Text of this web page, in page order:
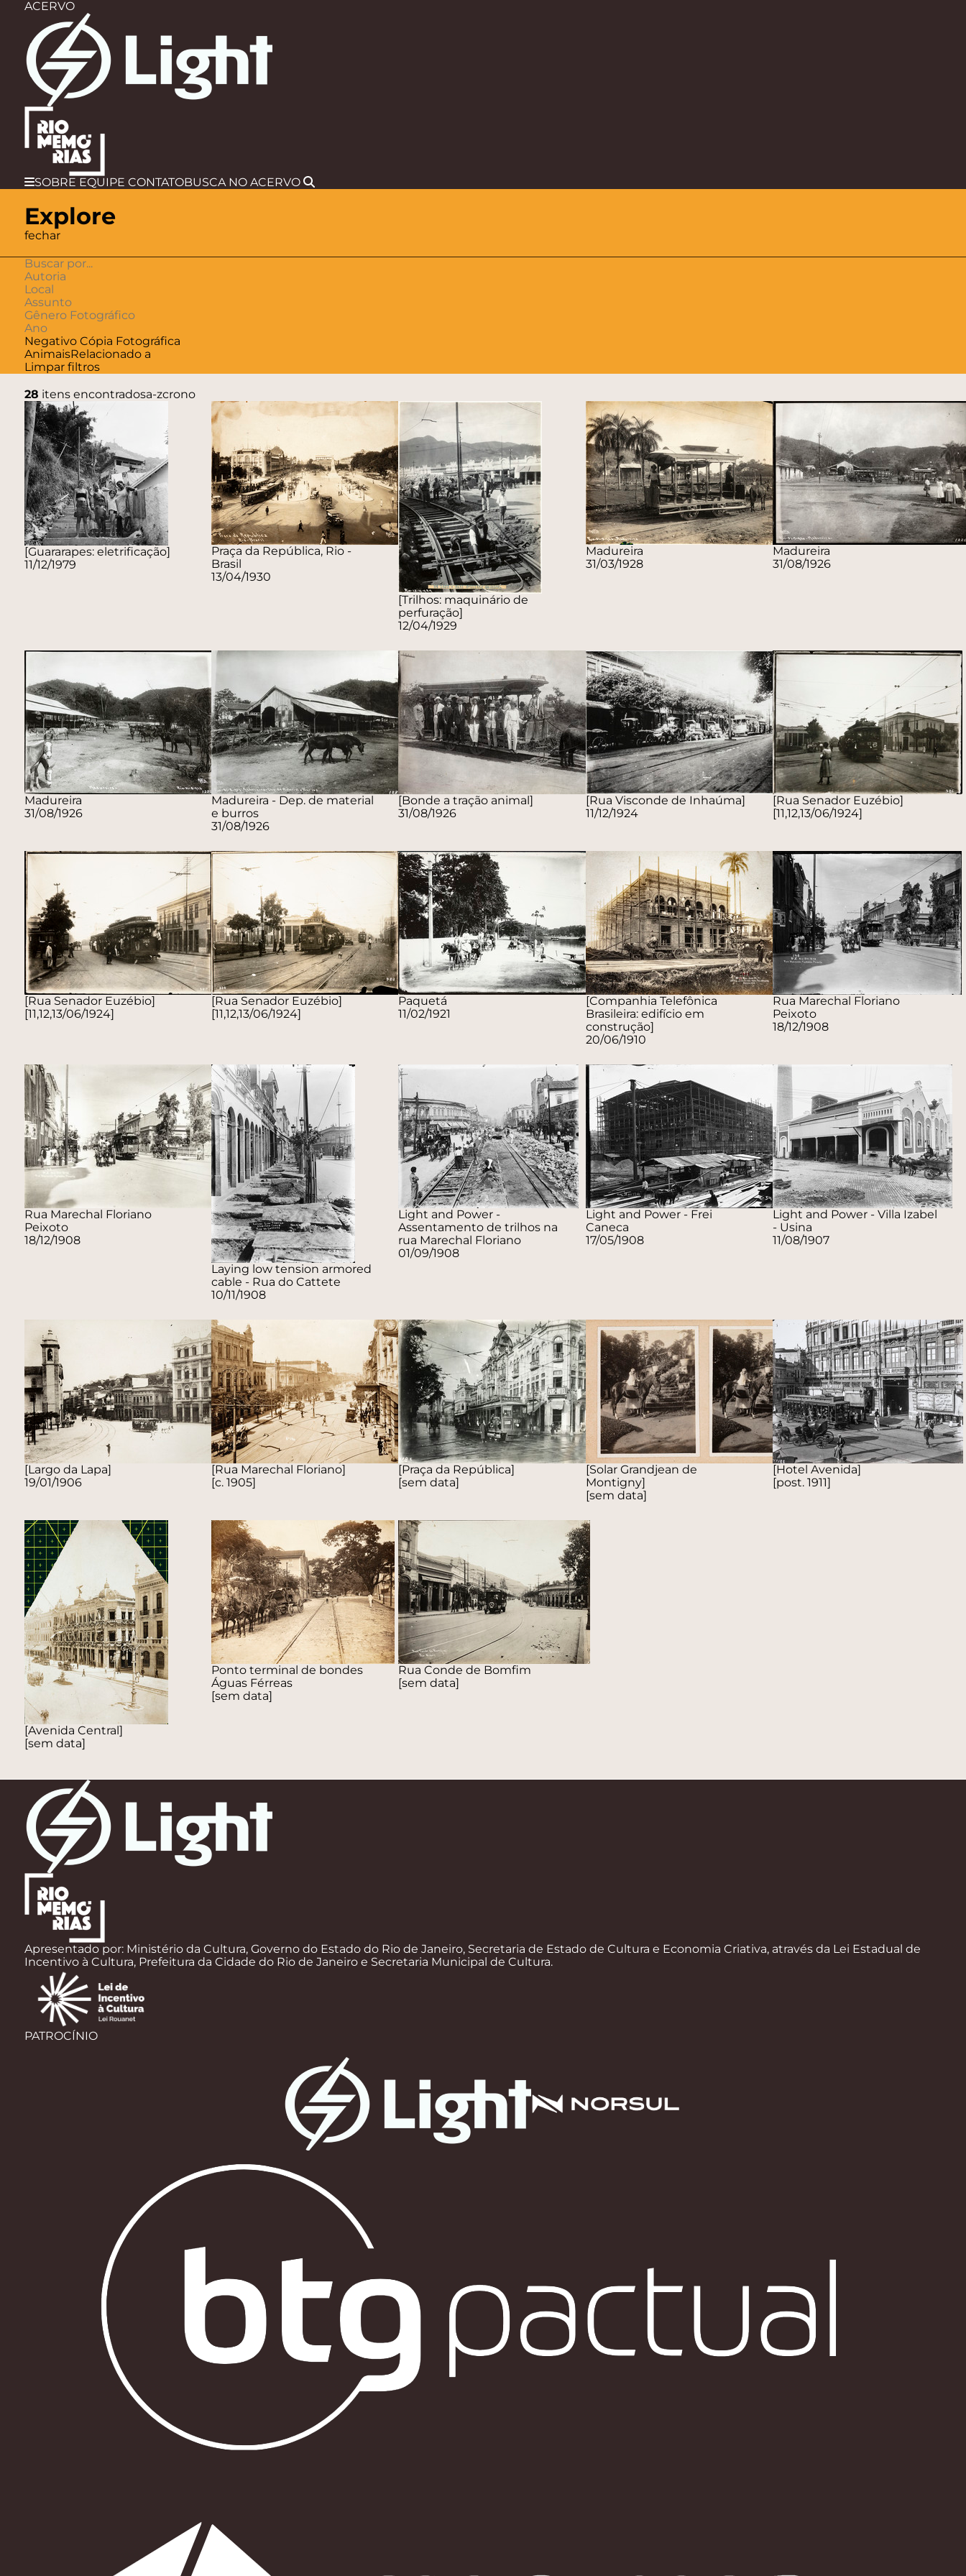
ACERVO
SOBRE EQUIPE CONTATOBUSCA NO ACERVO
Explore
fechar
Negativo Cópia Fotográfica
AnimaisRelacionado a
Limpar filtros
28 itens encontradosa-zcrono
[Guararapes: eletrificação]
11/12/1979
Praça da República, Rio -
Brasil
13/04/1930
[Trilhos: maquinário de
perfuração]
12/04/1929
Madureira
31/03/1928
Madureira
31/08/1926
Madureira
31/08/1926
Madureira - Dep. de material
e burros
31/08/1926
[Bonde a tração animal]
31/08/1926
[Rua Visconde de Inhaúma]
11/12/1924
[Rua Senador Euzébio]
[11,12,13/06/1924]
[Rua Senador Euzébio]
[11,12,13/06/1924]
[Rua Senador Euzébio]
[11,12,13/06/1924]
Paquetá
11/02/1921
[Companhia Telefônica
Brasileira: edifício em
construção]
20/06/1910
Rua Marechal Floriano
Peixoto
18/12/1908
Rua Marechal Floriano
Peixoto
18/12/1908
Laying low tension armored
cable - Rua do Cattete
10/11/1908
Light and Power -
Assentamento de trilhos na
rua Marechal Floriano
01/09/1908
Light and Power - Frei
Caneca
17/05/1908
Light and Power - Villa Izabel
- Usina
11/08/1907
[Largo da Lapa]
19/01/1906
[Rua Marechal Floriano]
[c. 1905]
[Praça da República]
[sem data]
[Solar Grandjean de
Montigny]
[sem data]
[Hotel Avenida]
[post. 1911]
[Avenida Central]
[sem data]
Ponto terminal de bondes
Águas Férreas
[sem data]
Rua Conde de Bomfim
[sem data]
Apresentado por: Ministério da Cultura, Governo do Estado do Rio de Janeiro, Secretaria de Estado de Cultura e Economia Criativa, através da Lei Estadual de
Incentivo à Cultura, Prefeitura da Cidade do Rio de Janeiro e Secretaria Municipal de Cultura.
PATROCÍNIO